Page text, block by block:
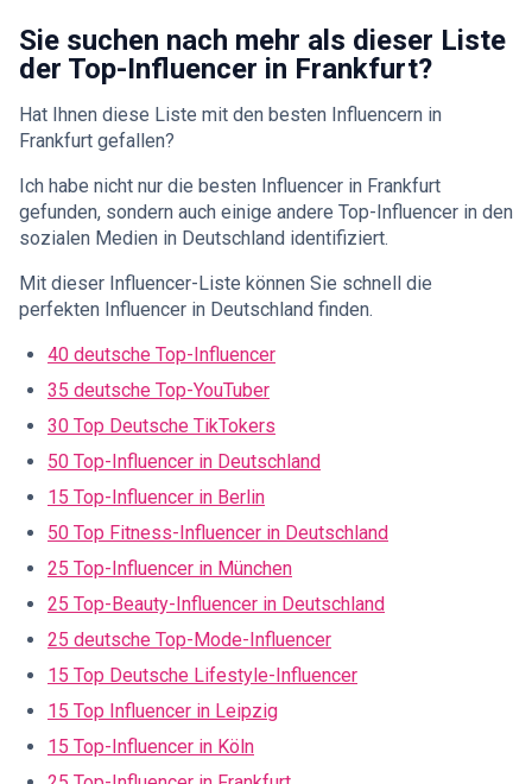
Sie suchen nach mehr als dieser Liste
der Top-Influencer in Frankfurt?
Hat Ihnen diese Liste mit den besten Influencern in
Frankfurt gefallen?
Ich habe nicht nur die besten Influencer in Frankfurt
gefunden, sondern auch einige andere Top-Influencer in den
sozialen Medien in Deutschland identifiziert.
Mit dieser Influencer-Liste können Sie schnell die
perfekten Influencer in Deutschland finden.
40 deutsche Top-Influencer
35 deutsche Top-YouTuber
30 Top Deutsche TikTokers
50 Top-Influencer in Deutschland
15 Top-Influencer in Berlin
50 Top Fitness-Influencer in Deutschland
25 Top-Influencer in München
25 Top-Beauty-Influencer in Deutschland
25 deutsche Top-Mode-Influencer
15 Top Deutsche Lifestyle-Influencer
15 Top Influencer in Leipzig
15 Top-Influencer in Köln